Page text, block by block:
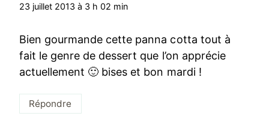
23 juillet 2013 à 3 h 02 min
Bien gourmande cette panna cotta tout à
fait le genre de dessert que l’on apprécie
actuellement 🙂 bises et bon mardi !
Répondre